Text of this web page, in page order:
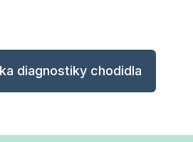
diagnostiky chodidla